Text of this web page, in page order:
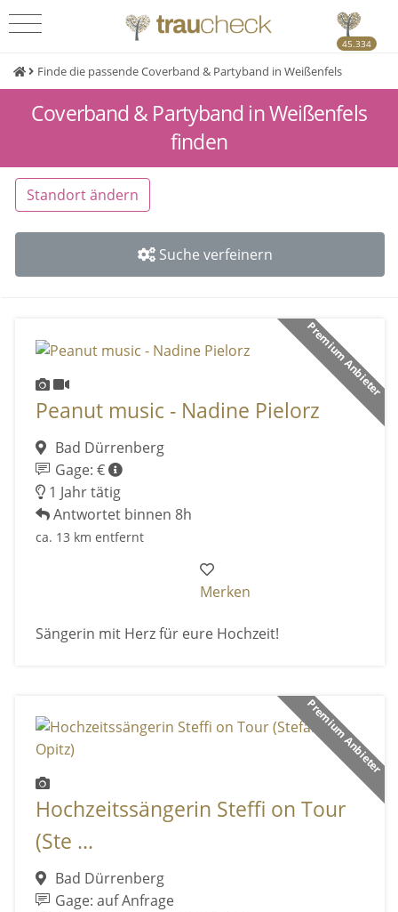
45.334
Finde die passende Coverband & Partyband in Weißenfels
Coverband & Partyband in Weißenfels
finden
Standort ändern
Suche verfeinern
Premium Anbieter
Peanut music - Nadine Pielorz
Bad Dürrenberg
Gage: €
1 Jahr tätig
Antwortet binnen 8h
ca. 13 km entfernt
Merken
Sängerin mit Herz für eure Hochzeit!
Premium Anbieter
Hochzeitssängerin Steffi on Tour
(Ste ...
Bad Dürrenberg
Gage: auf Anfrage